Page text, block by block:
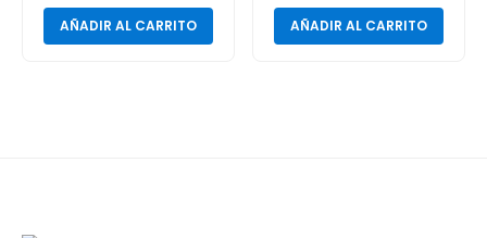
AÑADIR AL CARRITO AÑADIR AL CARRITO